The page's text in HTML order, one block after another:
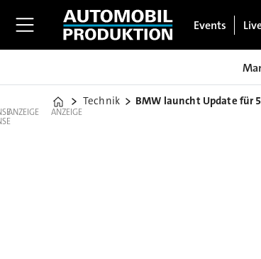
Events
Home
Technik BMW launcht Update für
ANZEIGE ANZEIGE